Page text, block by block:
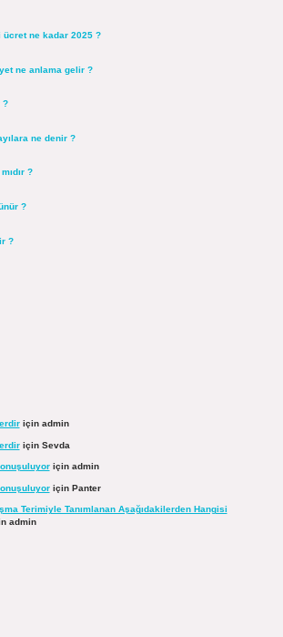
ücret ne kadar 2025 ?
ne anlama gelir ?
?
ne denir ?
?
?
?
için admin
için Sevda
için admin
için Panter
Terimiyle Tanımlanan Aşağıdakilerden Hangisi
admin